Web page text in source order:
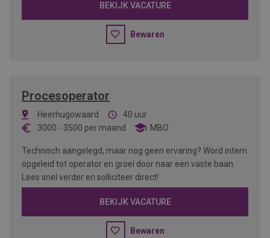
BEKIJK VACATURE
Bewaren
Procesoperator
Heerhugowaard
40 uur
3000 - 3500 per maand MBO
Technisch aangelegd, maar nog geen ervaring? Word intern
opgeleid tot operator en groei door naar een vaste baan.
Lees snel verder en solliciteer direct!
BEKIJK VACATURE
Bewaren